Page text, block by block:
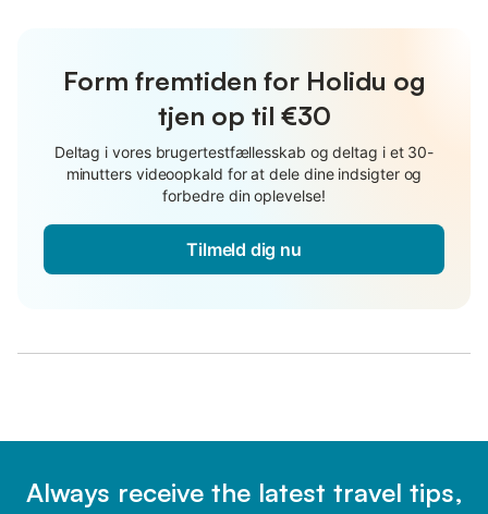
Form fremtiden for Holidu og
tjen op til €30
Deltag i vores brugertestfællesskab og deltag i et 30-
minutters videoopkald for at dele dine indsigter og
forbedre din oplevelse!
Tilmeld dig nu
Always receive the latest travel tips,